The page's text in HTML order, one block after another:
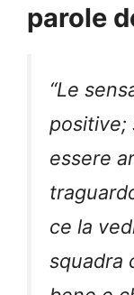
parole
“Le
positive;
essere
ce la
squadra